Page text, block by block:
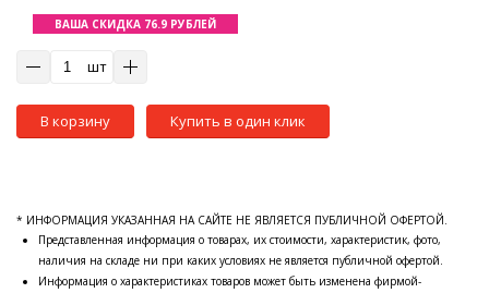
ВАША СКИДКА 76.9 РУБЛЕЙ
шт
В корзину Купить в один клик
* ИНФОРМАЦИЯ УКАЗАННАЯ НА САЙТЕ НЕ ЯВЛЯЕТСЯ ПУБЛИЧНОЙ ОФЕРТОЙ.
Представленная информация о товарах, их стоимости, характеристик, фото,
наличия на складе ни при каких условиях не является публичной офертой.
Информация о характеристиках товаров может быть изменена фирмой-